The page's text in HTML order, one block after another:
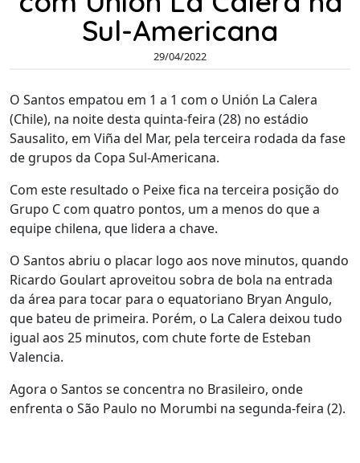
Sul-Americana
29/04/2022
O Santos empatou em 1 a 1 com o Unión La Calera
(Chile), na noite desta quinta-feira (28) no estádio
Sausalito, em Viña del Mar, pela terceira rodada da fase
de grupos da Copa Sul-Americana.
Com este resultado o Peixe fica na terceira posição do
Grupo C com quatro pontos, um a menos do que a
equipe chilena, que lidera a chave.
O Santos abriu o placar logo aos nove minutos, quando
Ricardo Goulart aproveitou sobra de bola na entrada
da área para tocar para o equatoriano Bryan Angulo,
que bateu de primeira. Porém, o La Calera deixou tudo
igual aos 25 minutos, com chute forte de Esteban
Valencia.
Agora o Santos se concentra no Brasileiro, onde
enfrenta o São Paulo no Morumbi na segunda-feira (2).